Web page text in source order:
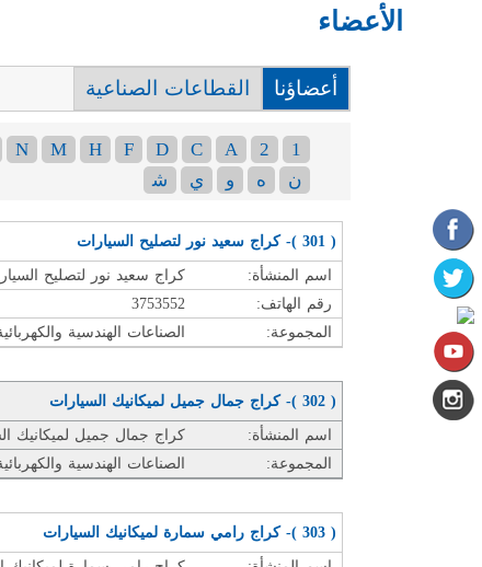
الأعضاء
أعضاؤنا القطاعات الصناعية
1
2
A
C
D
F
H
M
N
ن
ه و ي ﺷ
( 301 )- كراج سعيد نور لتصليح السيارات
اسم المنشأة:
كراج سعيد نور لتصليح
رقم الهاتف:
3753552
المجموعة:
الصناعات الهندسية
( 302 )- كراج جمال جميل لميكانيك السيارات
اسم المنشأة:
كراج جمال جميل لميكانيك
المجموعة:
الصناعات الهندسية
( 303 )- كراج رامي سمارة لميكانيك السيارات
الصفحات